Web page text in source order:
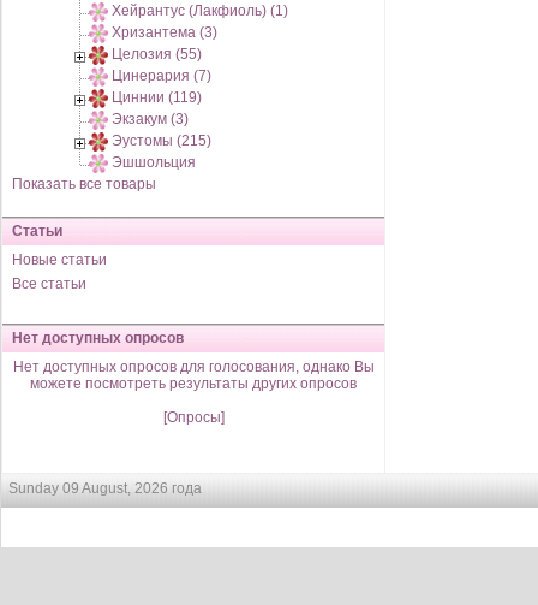
Хейрантус (Лакфиоль) (1)
Хризантема (3)
Целозия (55)
Цинерария (7)
Циннии (119)
Экзакум (3)
Эустомы (215)
Эшшольция
Показать все товары
Статьи
Новые статьи
Все статьи
Нет доступных опросов
Нет доступных опросов для голосования, однако Вы
можете посмотреть результаты других опросов
[Опросы]
Sunday 09 August, 2026 года